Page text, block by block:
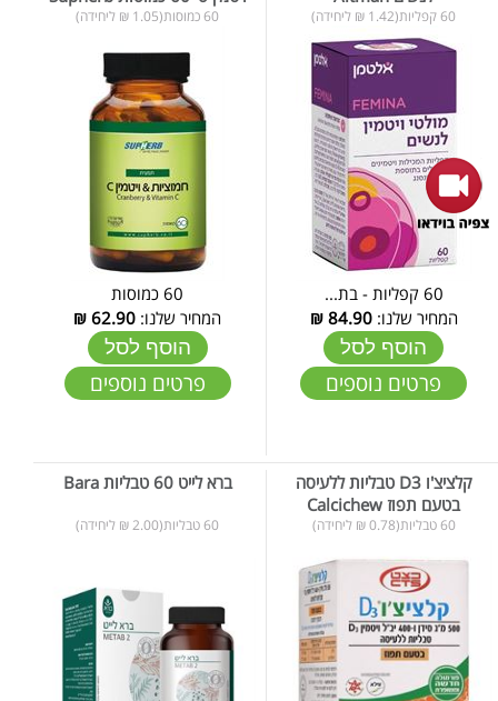
60 קפליות(1.42 ₪ ליחידה)
60 קפליות - בת...
המחיר שלנו:84.90
₪
הוסף לסל
פרטים נוספים
60 כמוסות(1.05 ₪ ליחידה)
60 כמוסות
המחיר שלנו: 62.90
₪
הוסף לסל
פרטים נוספים
קלציצ'ו D3 טבליות ללעיסה
בטעם תפוז Calcichew
60 טבליות(0.78 ₪ ליחידה)
ברא לייט 60 טבליות Bara
60 טבליות(2.00 ₪ ליחידה)